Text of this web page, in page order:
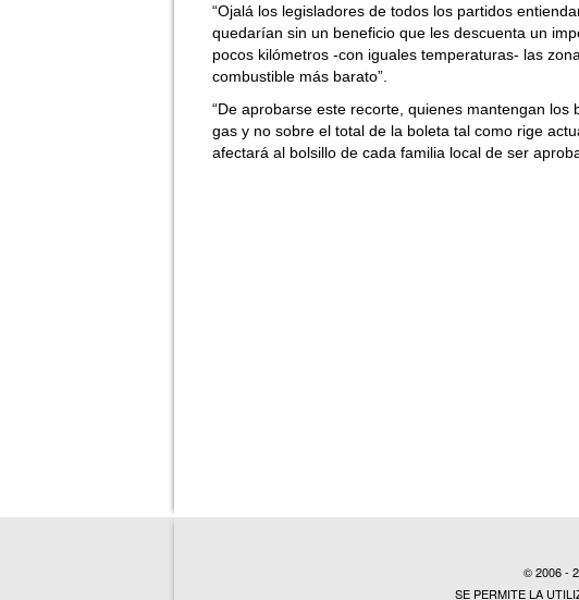
“Ojalá los legisladores de todos los partidos
quedarían sin un beneficio que les descuenta un
pocos kilómetros -con iguales temperaturas- las
combustible más barato”.
“De aprobarse este recorte, quienes mantengan
gas y no sobre el total de la boleta tal como rige
afectará al bolsillo de cada familia local de ser
© 2006 -
SE PERMITE LA